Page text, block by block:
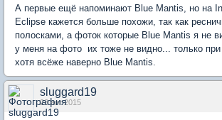
А первые ещё напоминают Blue Mantis, но на
Eclipse кажется больше похожи, так как
полосками, а фоток которые Blue Mantis я не
у меня на фото их тоже не видно... только
хотя всёже наверно Blue Mantis.
sluggard19
23 авг 2015